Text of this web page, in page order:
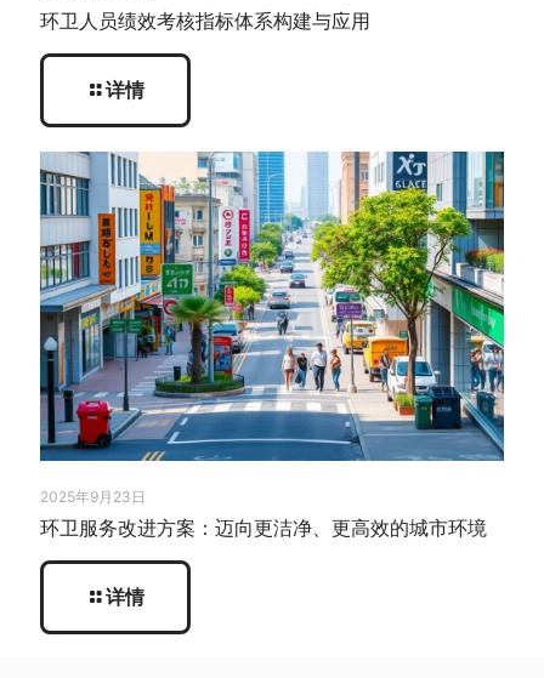
环卫人员绩效考核指标体系构建与应用
详情
2025年9月23日
环卫服务改进方案：迈向更洁净、更高效的城市环境
详情